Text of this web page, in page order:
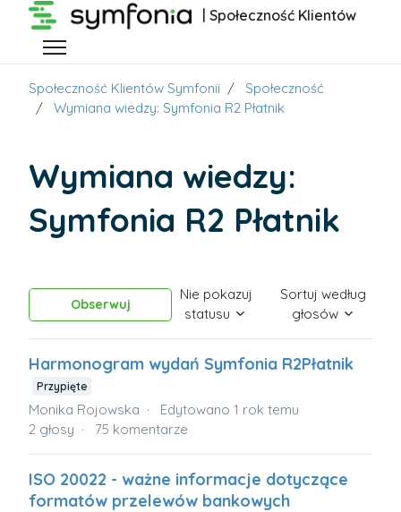
Przejdź do głównej zawartości | Społeczność Klientów
Przełącz menu nawigacyjne
Społeczność Klientów Symfonii
Społeczność
Wymiana wiedzy: Symfonia R2 Płatnik
Wymiana wiedzy:
Symfonia R2 Płatnik
Obserwuj Obserwowany przez 40 osób
Nie pokazuj
statusu
Sortuj według
głosów
Harmonogram wydań Symfonia R2Płatnik
Przypięte
Monika Rojowska Edytowano 1 rok temu
2 głosy 75 komentarze
ISO 20022 - ważne informacje dotyczące
formatów przelewów bankowych